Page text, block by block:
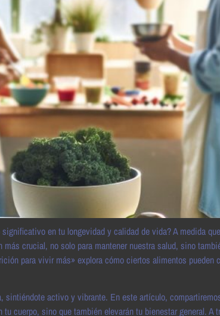
en tu longevidad y calidad de vida? A medida
crucial, no solo para mantener nuestra salud, sino
para vivir más» explora cómo ciertos alimentos pueden
sintiéndote activo y vibrante. En este artículo,
cuerpo, sino que también elevarán tu bienestar general. A